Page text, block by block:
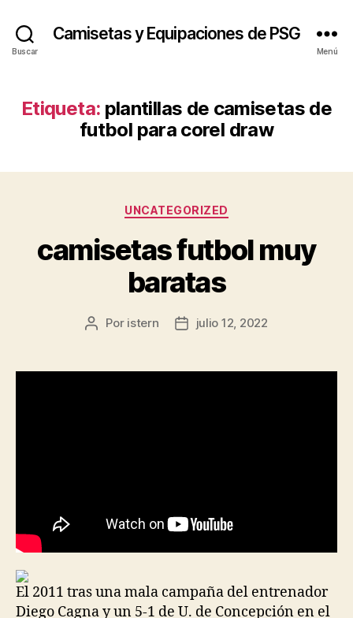
Buscar
Camisetas y Equipaciones de PSG
Menú
Etiqueta: plantillas de camisetas de
futbol para corel draw
Categorías
UNCATEGORIZED
camisetas futbol muy
baratas
Autor
entrada
Por istern
Fecha
entrada
julio 12, 2022
El 2011 tras una mala campaña del entrenador
Diego Cagna y un 5-1 de U. de Concepción en el